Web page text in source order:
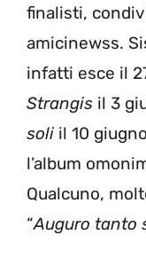
finalisti,
amicinewss.
infatti esce il
Strangis il 3
soli il 10
l’album
Qualcuno,
“Auguro tanto